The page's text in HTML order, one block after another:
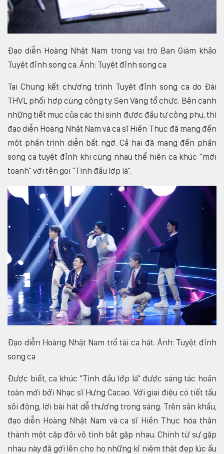
Đạo diễn Hoàng Nhật Nam trong vai trò Ban Giám khảo
Tuyệt đỉnh song ca. Ảnh: Tuyệt đỉnh song ca
Tại Chung kết chương trình Tuyệt đỉnh song ca do Đài
THVL phối hợp cùng công ty Sen Vàng tổ chức. Bên cạnh
những tiết mục của các thí sinh được đầu tư công phu, thì
đạo diễn Hoàng Nhật Nam và ca sĩ Hiền Thục đã mang đến
một phần trình diễn bất ngờ. Cả hai đã mang đến phần
song ca tuyệt đỉnh khi cùng nhau thể hiện ca khúc "mới
toanh" với tên gọi "Tình đầu lớp lá".
Đạo diễn Hoàng Nhật Nam trổ tài ca hát. Ảnh: Tuyệt đỉnh
song ca
Được biết, ca khúc "Tình đầu lớp lá" được sáng tác hoản
toàn mới bởi Nhạc sĩ Hưng Cacao. Với giai điệu có tiết tấu
sôi động, lời bài hát dễ thương trong sáng. Trên sân khấu,
đạo diễn Hoàng Nhật Nam và ca sĩ Hiền Thục hóa thân
thành một cặp đôi vô tình bắt gặp nhau. Chính từ sự gặp
nhau này đã gợi lên cho họ những kỉ niệm thật đẹp lúc ấu